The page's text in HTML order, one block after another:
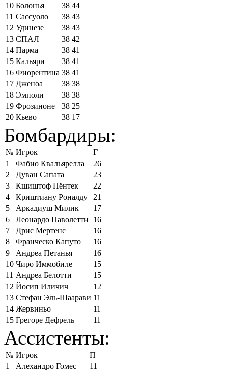
10 Болонья 38 44
11 Сассуоло 38 43
12 Удинезе 38 43
13 СПАЛ 38 42
14 Парма 38 41
15 Кальяри 38 41
16 Фиорентина 38 41
17 Дженоа 38 38
18 Эмполи 38 38
19 Фрозиноне 38 25
20 Кьево 38 17
Бомбардиры:
№ Игрок
Г
1
Фабио Квальярелла
26
2
Дуван Сапата
23
3
Кшиштоф Пёнтек
22
4
Криштиану Роналду
21
5
Аркадиуш Милик
17
6
Леонардо Паволетти
16
7
Дрис Мертенс
16
8
Франческо Капуто
16
9
Андреа Петанья
16
10 Чиро Иммобиле
15
11 Андреа Белотти
15
12 Йосип Иличич
12
13 Стефан Эль-Шаарави 11
14 Жервиньо
11
15 Грегоре Дефрель 11
Ассистенты:
№ Игрок
П
1
Алехандро Гомес
11